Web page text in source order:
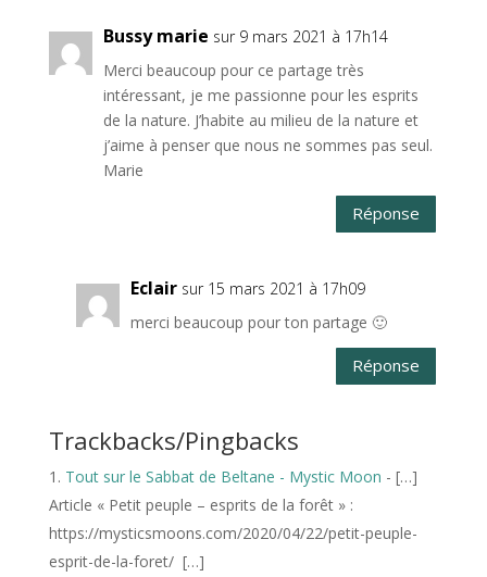
Bussy marie sur 9 mars 2021 à 17h14
Merci beaucoup pour ce partage très
intéressant, je me passionne pour les esprits
de la nature. J’habite au milieu de la nature et
j’aime à penser que nous ne sommes pas seul.
Marie
Réponse
Eclair sur 15 mars 2021 à 17h09
merci beaucoup pour ton partage 🙂
Réponse
Trackbacks/Pingbacks
Tout sur le Sabbat de Beltane - Mystic Moon - […]
Article « Petit peuple – esprits de la forêt » :
https://mysticsmoons.com/2020/04/22/petit-peuple-
esprit-de-la-foret/ […]